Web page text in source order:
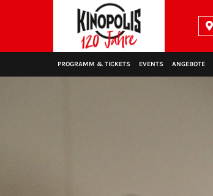
PROGRAMM & TICKETS EVENTS ANGEBOTE